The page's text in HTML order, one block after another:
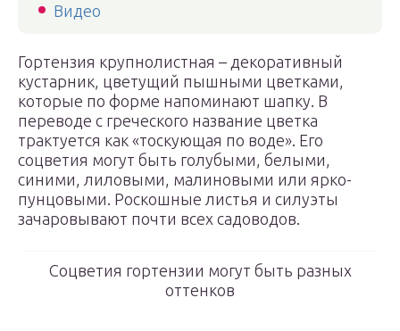
Видео
Гортензия крупнолистная – декоративный
кустарник, цветущий пышными цветками,
которые по форме напоминают шапку. В
переводе с греческого название цветка
трактуется как «тоскующая по воде». Его
соцветия могут быть голубыми, белыми,
синими, лиловыми, малиновыми или ярко-
пунцовыми. Роскошные листья и силуэты
зачаровывают почти всех садоводов.
Соцветия гортензии могут быть разных
оттенков